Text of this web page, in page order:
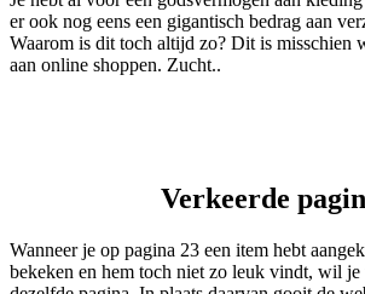
er ook nog eens een gigantisch bedrag aan
Waarom is dit toch altijd zo? Dit is misschien
aan online shoppen. Zucht..
Verkeerde
Wanneer je op pagina 23 een item hebt
bekeken en hem toch niet zo leuk vindt, wil je